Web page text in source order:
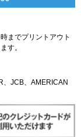
までプリントアウト
す。
、JCB、AMERICAN